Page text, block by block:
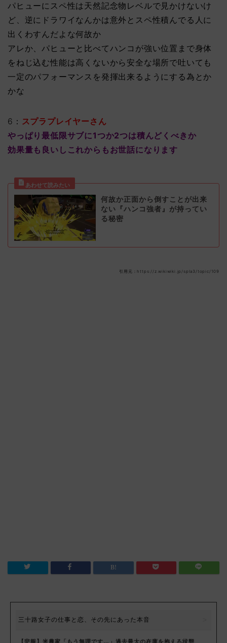
パヒューにスペ性は天然記念物レベルで見かけないけ
ど、逆にドラワイなんかは意外とスペ性積んでる人に
出くわすんだよな何故か
アレか、パヒューと比べてハンコが強い位置まで身体
をねじ込む性能は高くないから安全な場所で吐いても
一定のパフォーマンスを発揮出来るようにする為とか
かな
6： スプラプレイヤーさん
やっぱり最低限サブに1つか2つは積んどくべきか
効果量も良いしこれからもお世話になります
何故か正面から倒すことが出来
ない『ハンコ強者』が持ってい
る秘密
引用元：https://z.wikiwiki.jp/spla3/topic/109
三十路女子の仕事と恋、その先にあった本音
【悲報】米農家「もう無理です…」過去最大の在庫を抱える状態